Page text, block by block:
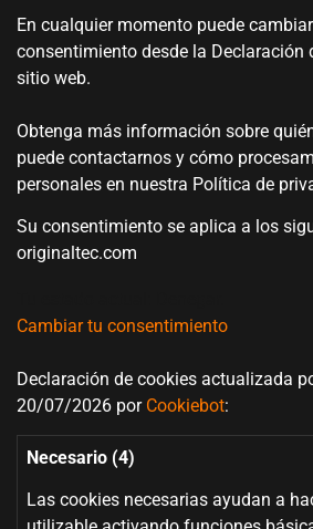
En cualquier momento puede
consentimiento desde la Declaración
sitio web.
Obtenga más información sobre
puede contactarnos y cómo
personales en nuestra Política de
Su consentimiento se aplica a los
originaltec.com
Cambiar tu consentimiento
Declaración de cookies actualizada
20/07/2026 por Cookiebot:
Necesario (4)
Las cookies necesarias ayudan a